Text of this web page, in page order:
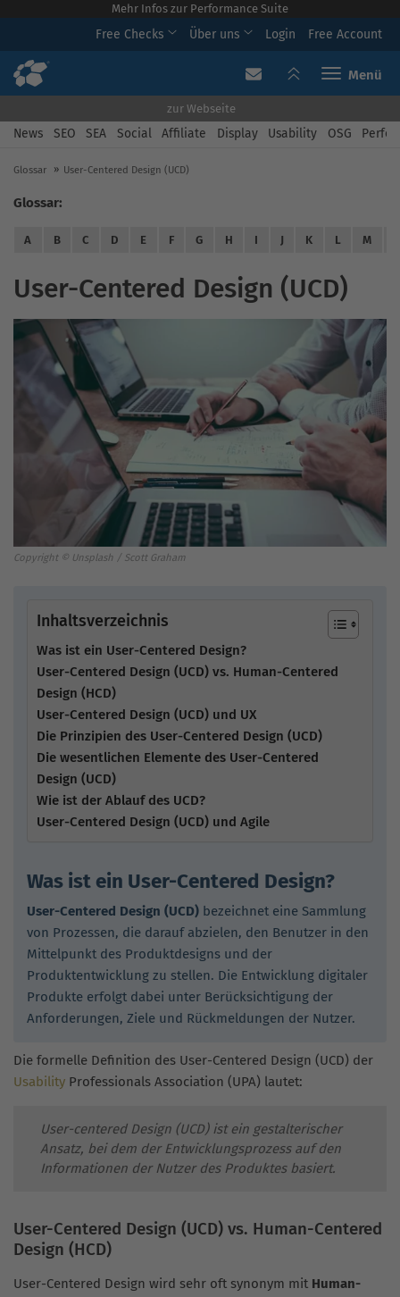
Mehr Infos zur Performance Suite
Free Checks Über uns Login Free Account
Toggle
zur Webseite
News SEO SEA Social Affiliate Display Usability OSG
Glossar User-Centered Design (UCD)
Glossar:
A B C D E F G H I J K L M
User-Centered Design (UCD)
Copyright © Unsplash / Scott Graham
Inhaltsverzeichnis
Was ist ein User-Centered Design?
User-Centered Design (UCD) vs. Human-Centered
Design (HCD)
User-Centered Design (UCD) und UX
Die Prinzipien des User-Centered Design (UCD)
Die wesentlichen Elemente des User-Centered
Design (UCD)
Wie ist der Ablauf des UCD?
User-Centered Design (UCD) und Agile
Was ist ein User-Centered Design?
User-Centered Design (UCD) bezeichnet eine Sammlung
von Prozessen, die darauf abzielen, den Benutzer in den
Mittelpunkt des Produktdesigns und der
Produktentwicklung zu stellen. Die Entwicklung digitaler
Produkte erfolgt dabei unter Berücksichtigung der
Anforderungen, Ziele und Rückmeldungen der Nutzer.
Die formelle Definition des User-Centered Design (UCD) der
Usability Professionals Association (UPA) lautet:
User-centered Design (UCD) ist ein gestalterischer
Ansatz, bei dem der Entwicklungsprozess auf den
Informationen der Nutzer des Produktes basiert.
User-Centered Design (UCD) vs. Human-Centered
Design (HCD)
User-Centered Design wird sehr oft synonym mit Human-